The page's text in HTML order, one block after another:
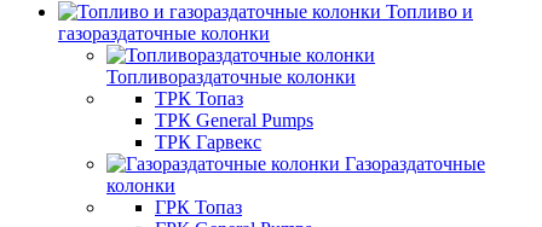
Топливо и
газораздаточные колонки
Топливораздаточные колонки
ТРК Топаз
ТРК General Pumps
ТРК Гарвекс
Газораздаточные
колонки
ГРК Топаз